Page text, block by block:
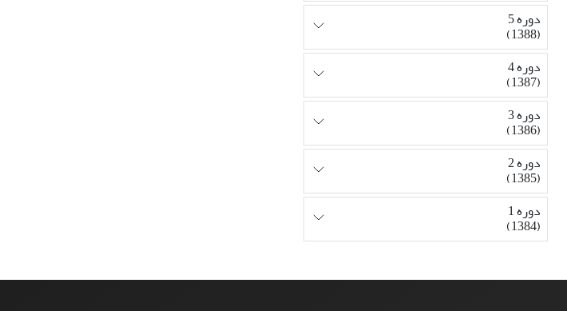
دوره 5
(1388)
دوره 4
(1387)
دوره 3
(1386)
دوره 2
(1385)
دوره 1
(1384)